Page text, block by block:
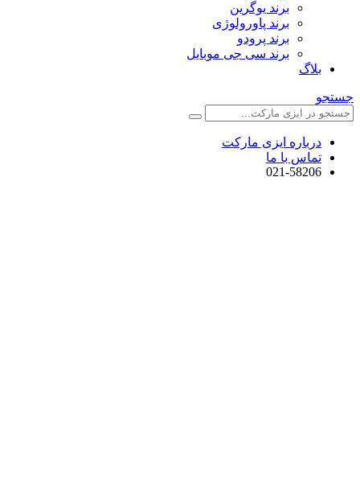
برند یوگرین
برند پاورولوژی
برند پرودو
برند سی جی موبایل
بلاگ
جستجو
درباره ایزی مارکت
تماس با ما
021-58206